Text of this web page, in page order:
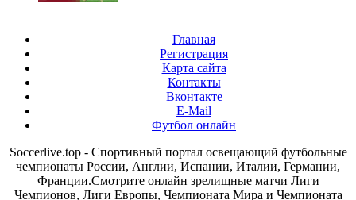
Главная
Регистрация
Карта сайта
Контакты
Вконтакте
E-Mail
Футбол онлайн
Soccerlive.top - Спортивный портал освещающий футбольные
чемпионаты России, Англии, Испании, Италии, Германии,
Франции.Смотрите онлайн зрелищные матчи Лиги
Чемпионов, Лиги Европы, Чемпионата Мира и Чемпионата